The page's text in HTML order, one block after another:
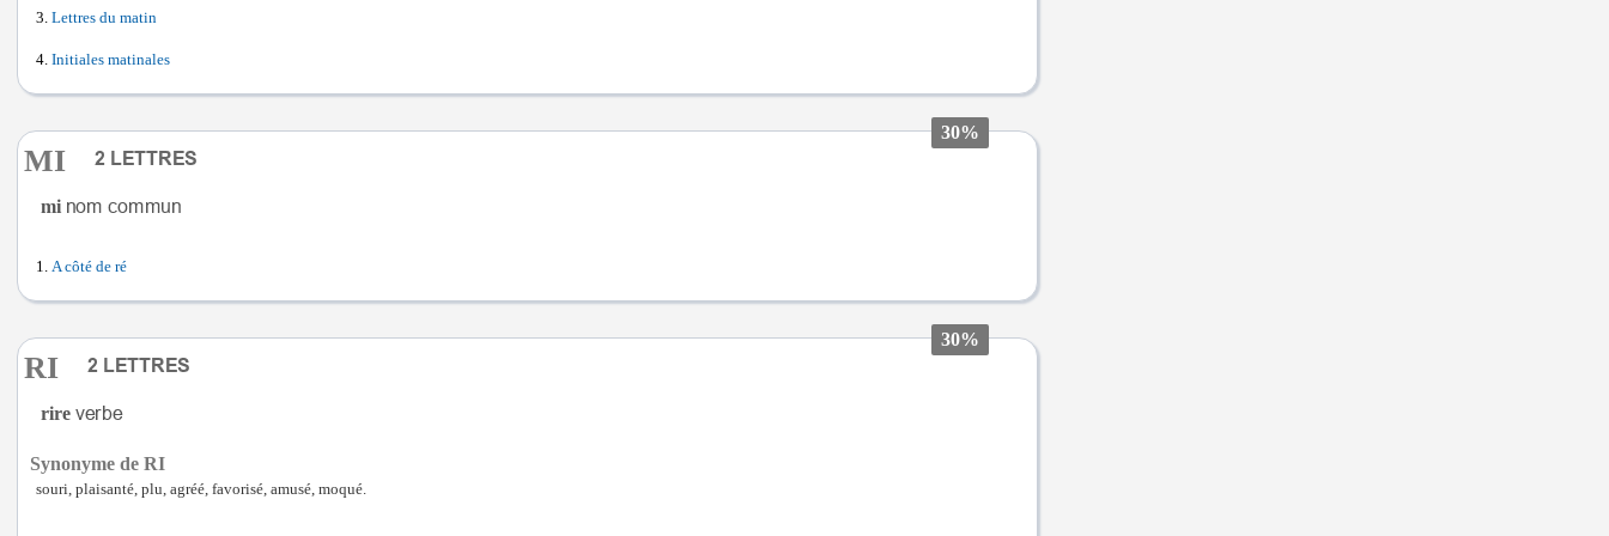
Lettres du matin
Initiales matinales
30%
MI
mi
A côté de ré
30%
RI
rire
Synonyme de RI
souri, plaisanté, plu, agréé, favorisé, amusé, moqué.